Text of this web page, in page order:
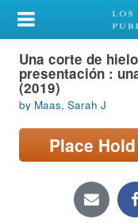
My Account
Library Card
Sign In
Search
Locations/Hours
Una corte de
presentación :
(2019)
by Maas, Sarah J
Place Hold